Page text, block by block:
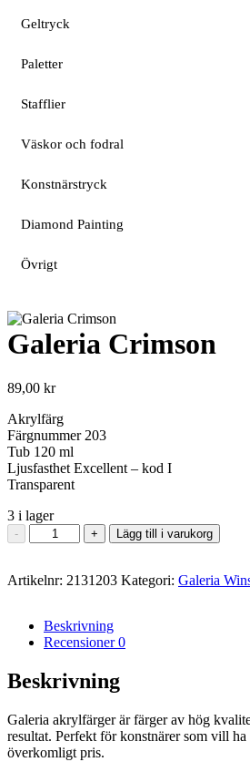
Geltryck
Paletter
Stafflier
Väskor och fodral
Konstnärstryck
Diamond Painting
Övrigt
Galeria Crimson
89,00 kr
Akrylfärg
Färgnummer 203
Tub 120 ml
Ljusfasthet Excellent – kod I
Transparent
3 i lager
-
Galeria
Crimson
+ Lägg till i varukorg
Artikelnr: 2131203 Kategori: Galeria
Beskrivning
Recensioner0
Beskrivning
Galeria akrylfärger är färger av hög
resultat. Perfekt för konstnärer som vill
överkomligt pris.